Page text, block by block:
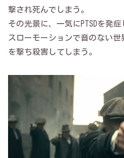
撃され死んでしまう。
その光景に、一気にPTSDを発症
スローモーションで音のない
を撃ち殺害してしまう。